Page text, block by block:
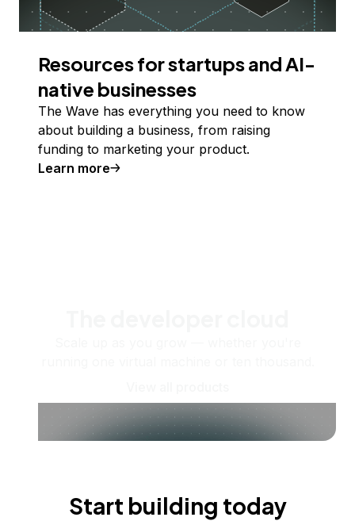
Resources for startups and AI-
native businesses
The Wave has everything you need to know
about building a business, from raising
funding to marketing your product.
Learn more
Start building today